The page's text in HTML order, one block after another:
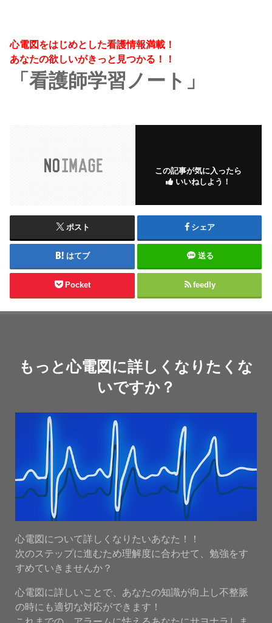
心電図をはじめとした看護情報満載！
あなたの欲しいがきっと見つかる！！
「看護師学習ノート」
この記事が気に入ったら
いいねしよう！
ポスト シェア
はてブ 送る
Pocket feedly
もっと心電図に詳しくなりたくな
いですか？
心電図について詳しくなりたいあなた！！
次のステップに進むため理解度に合わせて、勉強をす
すめていきませんか？
心電図に詳しいことで、あなたの知識が向上し不整脈
の時にも適切な対応ができます！